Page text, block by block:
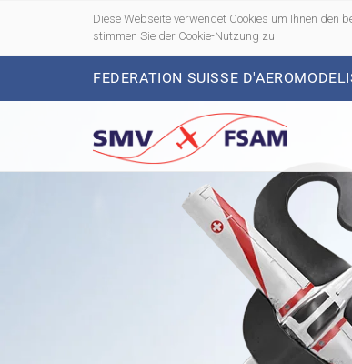
Diese Webseite verwendet Cookies um Ihnen den
stimmen Sie der Cookie-Nutzung zu
FEDERATION SUISSE